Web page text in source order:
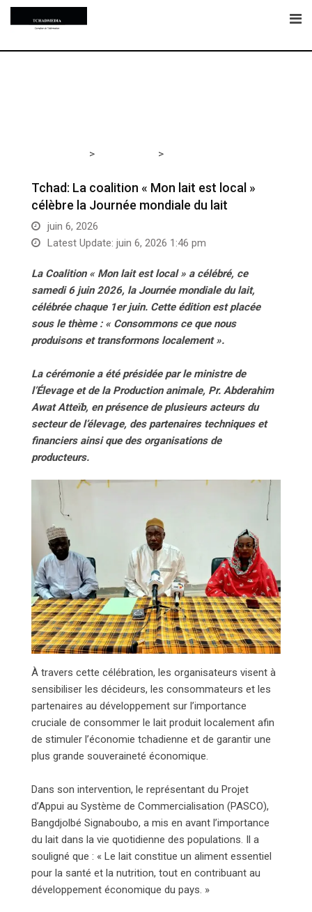
Skip
> >
Tchad: La coalition « Mon lait est local »
célèbre la Journée mondiale du lait
juin 6, 2026
Latest Update: juin 6, 2026 1:46 pm
La Coalition « Mon lait est local » a célébré, ce
samedi 6 juin 2026, la Journée mondiale du lait,
célébrée chaque 1er juin. Cette édition est placée
sous le thème : « Consommons ce que nous
produisons et transformons localement ».
La cérémonie a été présidée par le ministre de
l’Élevage et de la Production animale, Pr. Abderahim
Awat Atteïb, en présence de plusieurs acteurs du
secteur de l’élevage, des partenaires techniques et
financiers ainsi que des organisations de
producteurs.
À travers cette célébration, les organisateurs visent à
sensibiliser les décideurs, les consommateurs et les
partenaires au développement sur l’importance
cruciale de consommer le lait produit localement afin
de stimuler l’économie tchadienne et de garantir une
plus grande souveraineté économique.
Dans son intervention, le représentant du Projet
d’Appui au Système de Commercialisation (PASCO),
Bangdjolbé Signaboubo, a mis en avant l’importance
du lait dans la vie quotidienne des populations. Il a
souligné que : « Le lait constitue un aliment essentiel
pour la santé et la nutrition, tout en contribuant au
développement économique du pays. »